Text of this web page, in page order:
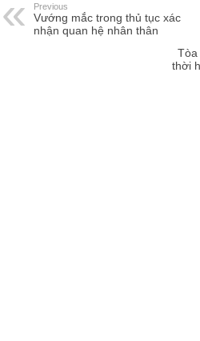
Previous
Vướng mắc trong thủ tục xác
nhận quan hệ nhân thân
Tòa
thời